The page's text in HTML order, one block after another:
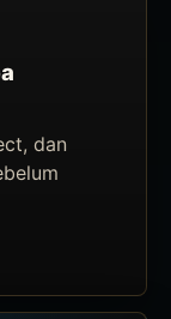
dan